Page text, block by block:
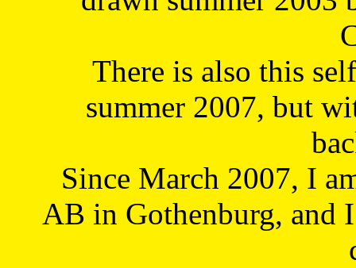
There is also this
summer 2007, but
Since March 2007, I
AB in Gothenburg, and